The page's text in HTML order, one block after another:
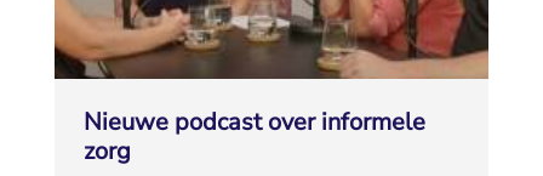
Nieuwe podcast over informele
zorg